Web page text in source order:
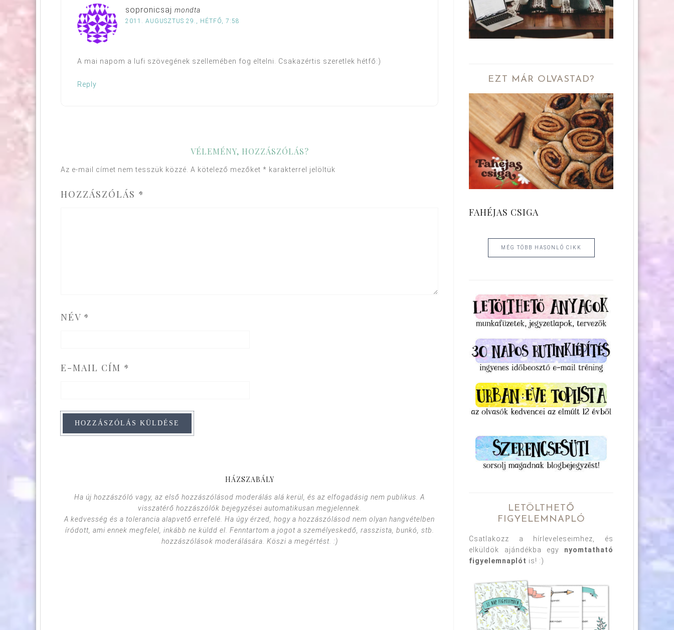
sopronicsaj mondta
2011. AUGUSZTUS 29., HÉTFŐ, 7:58
A mai napom a lufi szövegének szellemében fog eltelni. Csakazértis szeretlek hétfő:)
Reply
VÉLEMÉNY, HOZZÁSZÓLÁS?
Az e-mail címet nem tesszük közzé. A kötelező mezőket * karakterrel jelöltük
HOZZÁSZÓLÁS *
NÉV *
E-MAIL CÍM *
HÁZSZABÁLY
Ha új hozzászóló vagy, az első hozzászólásod moderálás alá kerül, és az elfogadásig nem publikus. A
visszatérő hozzászólók bejegyzései automatikusan megjelennek.
A kedvesség és a tolerancia alapvető errefelé. Ha úgy érzed, hogy a hozzászólásod nem olyan hangvételben
íródott, ami ennek megfelel, inkább ne küldd el. Fenntartom a jogot a személyeskedő, rasszista, bunkó, stb.
hozzászólások moderálására. Köszi a megértést. :)
EZT MÁR OLVASTAD?
FAHÉJAS CSIGA
MÉG TÖBB HASONLÓ CIKK
LETÖLTHETŐ
FIGYELEMNAPLÓ
Csatlakozz a hírleveleseimhez, és
elküldök ajándékba egy nyomtatható
figyelemnaplót is! :)